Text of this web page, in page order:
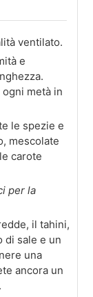
ventilato.
e
metà in
le spezie e
mescolate
carote
per la
il tahini,
di sale e un
una
ancora un